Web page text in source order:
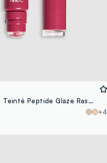
Sérum Lèvres Teinté Peptide Glaze Raspberry Crush
+4